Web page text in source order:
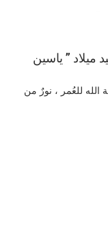
ميلاد ” ياسين
الله للعُمر ، نورٌ من